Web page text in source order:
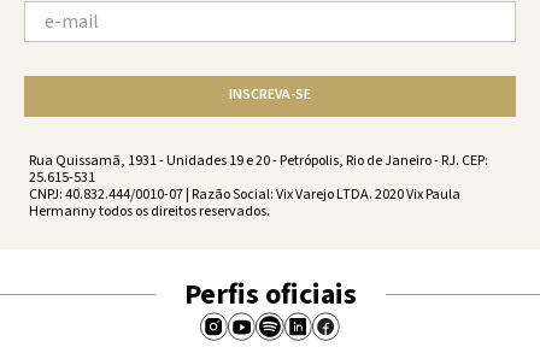
INSCREVA-SE
Rua Quissamã, 1931 - Unidades 19 e 20 - Petrópolis, Rio de Janeiro - RJ. CEP:
25.615-531
CNPJ: 40.832.444/0010-07 | Razão Social: Vix Varejo LTDA. 2020 Vix Paula
Hermanny todos os direitos reservados.
Perfis oficiais